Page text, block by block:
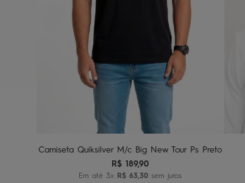
G2 G3
Adicionar ao carrinho
Camiseta Quiksilver M/c Big New Tour Ps Preto
R$ 189,90
Em até3x R$ 63,30 sem juros